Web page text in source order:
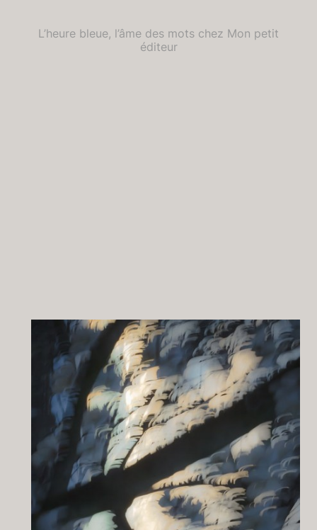
L’heure bleue, l’âme des mots chez Mon petit
éditeur